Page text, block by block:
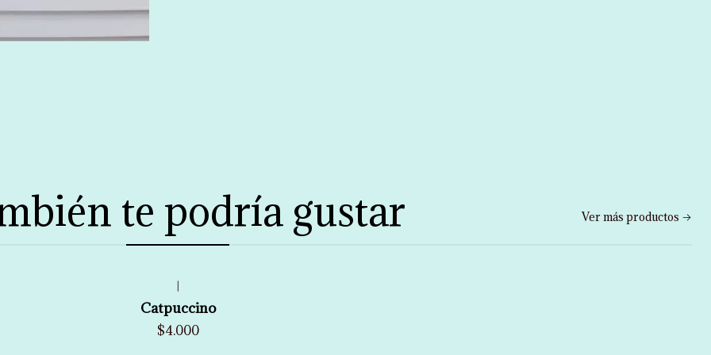
te podría gustar Ver más productos
Catpuccino
$4.000